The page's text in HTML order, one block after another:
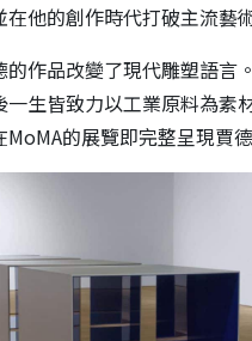
他的創作時代打破主流藝
的作品改變了現代雕塑語言
一生皆致力以工業原料為素
的展覽即完整呈現賈